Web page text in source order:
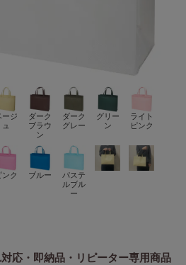
ージ
ュ
ダーク
ブラウ
ン
ダーク
グレー
グリー
ン
ライト
ピンク
ンク ブルー
パステ
ルブル
ー
応・即納品・リピーター専用商品